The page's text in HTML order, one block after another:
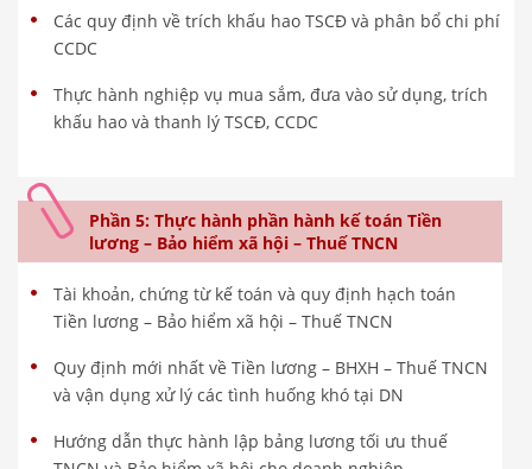
Các quy định về trích khấu hao TSCĐ và phân bổ chi phí
CCDC
Thực hành nghiệp vụ mua sắm, đưa vào sử dụng, trích
khấu hao và thanh lý TSCĐ, CCDC
Phần 5: Thực hành phần hành kế toán Tiền
lương – Bảo hiểm xã hội – Thuế TNCN
Tài khoản, chứng từ kế toán và quy định hạch toán
Tiền lương – Bảo hiểm xã hội – Thuế TNCN
Quy định mới nhất về Tiền lương – BHXH – Thuế TNCN
và vận dụng xử lý các tình huống khó tại DN
Hướng dẫn thực hành lập bảng lương tối ưu thuế